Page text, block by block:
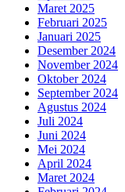
Maret 2025
Februari 2025
Januari 2025
Desember 2024
November 2024
Oktober 2024
September 2024
Agustus 2024
Juli 2024
Juni 2024
Mei 2024
April 2024
Maret 2024